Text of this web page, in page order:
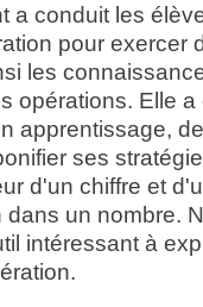
a conduit les
pour exercer
les
opérations. Elle
apprentissage,
ses
d'un chiffre et
un nombre.
intéressant à